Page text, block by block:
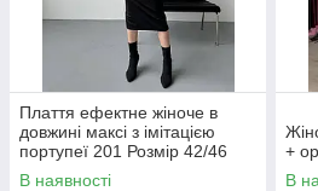
Плаття ефектне жіноче в
довжині максі з імітацією
портупеї 201 Розмір 42/46
В наявності
+
В